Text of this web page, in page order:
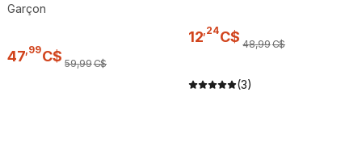
Garçon
47 99C$ 59,99C$
12 24C$ 48,99C$
(3)